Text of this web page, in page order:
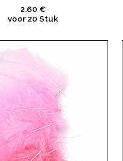
2.60 €
voor 20 Stuk